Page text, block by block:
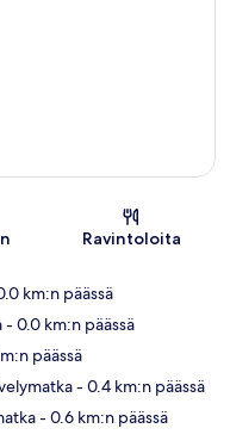
Ravintoloita
km:n päässä
- 0.0 km:n päässä
päässä
- 0.4 km:n päässä
- 0.6 km:n päässä